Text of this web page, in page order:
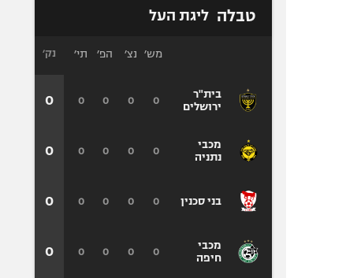
טבלה ליגת העל
בית"ר
ירושלים
מכבי
נתניה
בני סכנין
מכבי
חיפה
מש׳ נצ׳ הפ׳ תי׳
0
0
0
0
0
0
0
0
0
0
0
0
0
0
0
0
נק׳
0
0
0
0